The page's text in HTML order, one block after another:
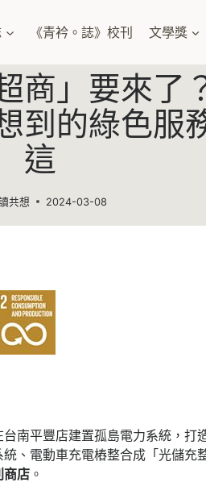
《青衿。誌》校刊 文學獎
商」要來了
到的綠色服
這
共想 2024-03-08
南平豐店建置孤島電力系統，打
、電動車充電樁整合成「光儲充
商店 。